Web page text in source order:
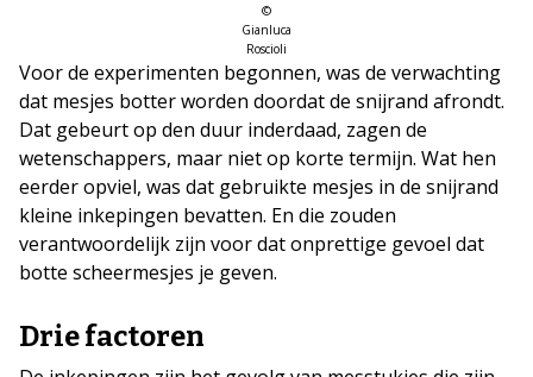
©
Gianluca
Roscioli
Voor de experimenten begonnen, was de verwachting
dat mesjes botter worden doordat de snijrand afrondt.
Dat gebeurt op den duur inderdaad, zagen de
wetenschappers, maar niet op korte termijn. Wat hen
eerder opviel, was dat gebruikte mesjes in de snijrand
kleine inkepingen bevatten. En die zouden
verantwoordelijk zijn voor dat onprettige gevoel dat
botte scheermesjes je geven.
Drie factoren